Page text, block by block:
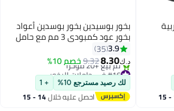
بخور بوسيدين بخور بوسدين أعواد
بخور عود كمبودي 3 مم مع حامل
عصا نحاسية مجانية
3.9
35
8.30
9.32خصم 10%
#16 في حاملات البخور
أقل سعر في 30 يوم
تم بيع +20 مؤخرًا
#16 في حاملات البخور
لك رصيد مسترجع 10% + 1
احصل عليه خلال 14 - 15